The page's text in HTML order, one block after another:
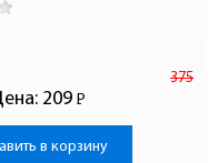
375
209 Р
-
в корзину